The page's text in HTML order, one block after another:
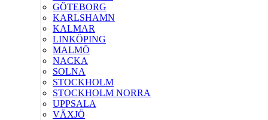
GÖTEBORG
KARLSHAMN
KALMAR
LINKÖPING
MALMÖ
NACKA
SOLNA
STOCKHOLM
STOCKHOLM NORRA
UPPSALA
VÄXJÖ